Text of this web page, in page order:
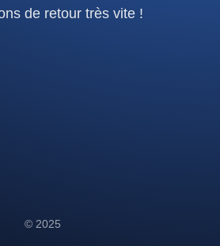
de retour très vite !
© 2025